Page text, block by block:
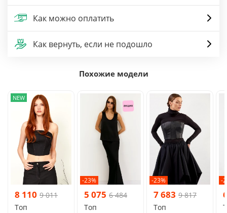
Как можно оплатить
Как вернуть, если не подошло
Похожие модели
NEW
8 110 9 011
Топ
-23%
5 075 6 484
Топ
-23%
7 683 9 817
Топ
-